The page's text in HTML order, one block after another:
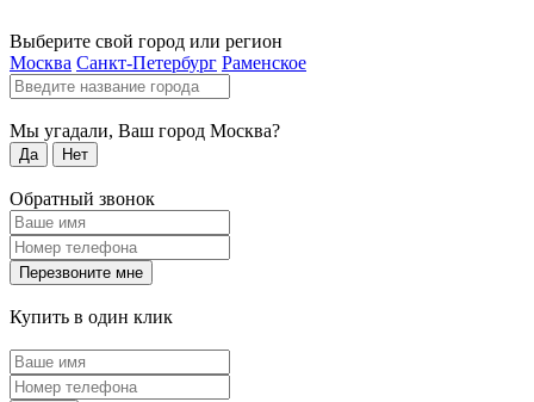
Выберите свой город или регион
Москва Санкт-Петербург Раменское
Мы угадали, Ваш город Москва?
Да Нет
Обратный звонок
Перезвоните мне
Купить в один клик